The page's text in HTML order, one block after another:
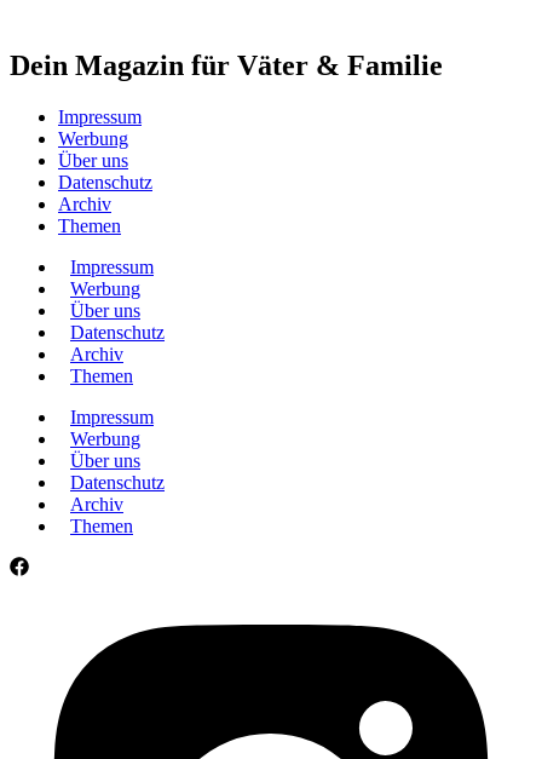
Dein Magazin für Väter & Familie
Impressum
Werbung
Über uns
Datenschutz
Archiv
Themen
Impressum
Werbung
Über uns
Datenschutz
Archiv
Themen
Impressum
Werbung
Über uns
Datenschutz
Archiv
Themen